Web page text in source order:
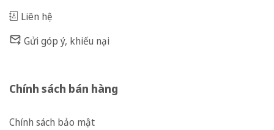
Liên hệ
Gửi góp ý, khiếu nại
Chính sách bán hàng
Chính sách bảo mật